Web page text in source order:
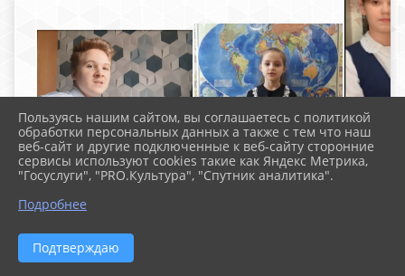
Бессонов Никита, 7а Голодюк София, 3г
Пользуясь нашим сайтом, вы соглашаетесь с политикой
обработки персональных данных а также с тем что наш
веб-сайт и другие подключенные к веб-сайту сторонние
сервисы используют cookies такие как Яндекс Метрика,
"Госуслуги", "PRO.Культура", "Спутник аналитика".
Подробнее
Подтверждаю